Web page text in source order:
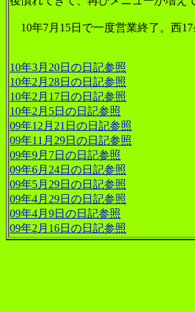
10年7月15日で一度営業終了。西
10年3月20日の日記参照
10年2月28日の日記参照
10年2月17日の日記参照
10年2月5日の日記参照
09年12月21日の日記参照
09年11月29日の日記参照
09年9月7日の日記参照
09年6月24日の日記参照
09年5月29日の日記参照
09年4月29日の日記参照
09年4月9日の日記参照
09年2月16日の日記参照